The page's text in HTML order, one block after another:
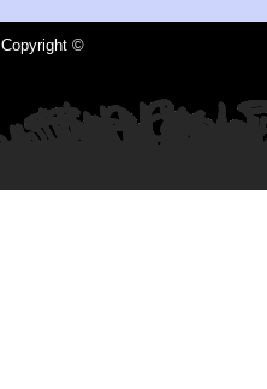
Copyright ©